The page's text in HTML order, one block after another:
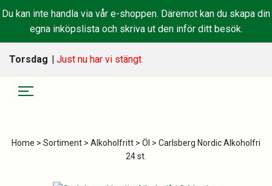
Du kan inte handla via vår e-shoppen. Däremot kan du skapa din
egna inköpslista och skriva ut den inför ditt besök.
Torsdag | Just nu har vi stängt.
Home > Sortiment > Alkoholfritt > Öl > Carlsberg Nordic Alkoholfri
24 st.